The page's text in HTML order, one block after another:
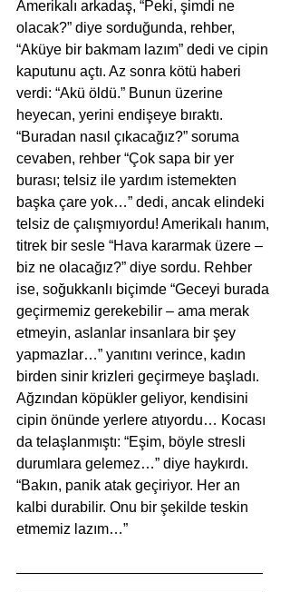
Amerikalı arkadaş, “Peki, şimdi ne
olacak?” diye sorduğunda, rehber,
“Aküye bir bakmam lazım” dedi ve cipin
kaputunu açtı. Az sonra kötü haberi
verdi: “Akü öldü.” Bunun üzerine
heyecan, yerini endişeye bıraktı.
“Buradan nasıl çıkacağız?” soruma
cevaben, rehber “Çok sapa bir yer
burası; telsiz ile yardım istemekten
başka çare yok…” dedi, ancak elindeki
telsiz de çalışmıyordu! Amerikalı hanım,
titrek bir sesle “Hava kararmak üzere –
biz ne olacağız?” diye sordu. Rehber
ise, soğukkanlı biçimde “Geceyi burada
geçirmemiz gerekebilir – ama merak
etmeyin, aslanlar insanlara bir şey
yapmazlar…” yanıtını verince, kadın
birden sinir krizleri geçirmeye başladı.
Ağzından köpükler geliyor, kendisini
cipin önünde yerlere atıyordu… Kocası
da telaşlanmıştı: “Eşim, böyle stresli
durumlara gelemez…” diye haykırdı.
“Bakın, panik atak geçiriyor. Her an
kalbi durabilir. Onu bir şekilde teskin
etmemiz lazım…”
—————————————————